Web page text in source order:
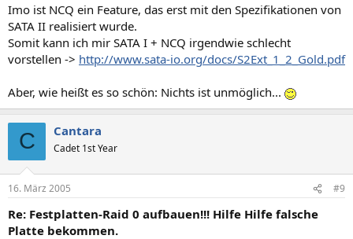
Imo ist NCQ ein Feature, das erst mit den Spezifikationen von
SATA II realisiert wurde.
Somit kann ich mir SATA I + NCQ irgendwie schlecht
vorstellen -> http://www.sata-io.org/docs/S2Ext_1_2_Gold.pdf
Aber, wie heißt es so schön: Nichts ist unmöglich...
C Cantara
Cadet 1st Year
16. März 2005 #9
Re: Festplatten-Raid 0 aufbauen!!! Hilfe Hilfe falsche
Platte bekommen.